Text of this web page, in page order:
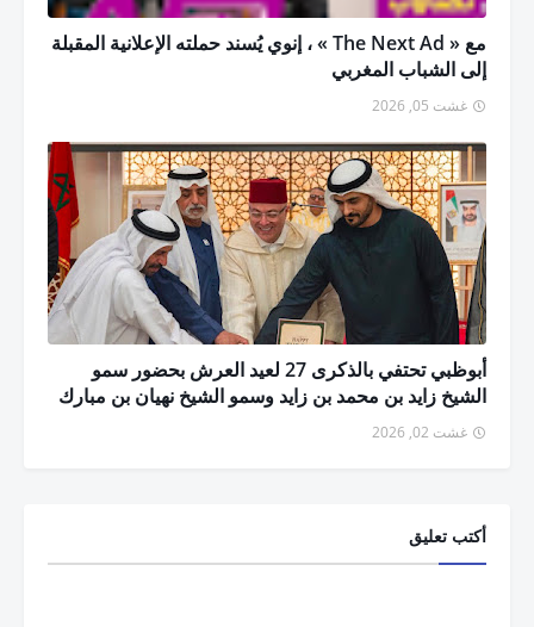
مع « The Next Ad » ، إنوي يُسند حملته الإعلانية المقبلة
إلى الشباب المغربي
غشت 05, 2026
أبوظبي تحتفي بالذكرى 27 لعيد العرش بحضور سمو
الشيخ زايد بن محمد بن زايد وسمو الشيخ نهيان بن مبارك
غشت 02, 2026
أكتب تعليق